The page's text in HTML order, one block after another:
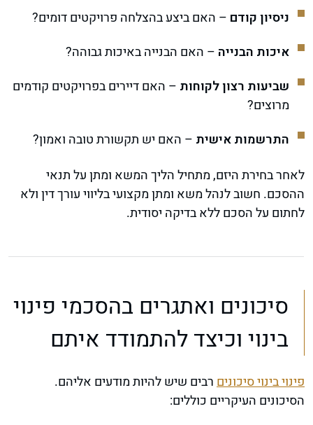
ניסיון קודם – האם ביצע בהצלחה פרויקטים דומים?
איכות הבנייה – האם הבנייה באיכות גבוהה?
שביעות רצון לקוחות – האם דיירים בפרויקטים קודמים
מרוצים?
התרשמות אישית – האם יש תקשורת טובה ואמון?
לאחר בחירת היזם, מתחיל הליך המשא ומתן על תנאי
ההסכם. חשוב לנהל משא ומתן מקצועי בליווי עורך דין ולא
לחתום על הסכם ללא בדיקה יסודית.
סיכונים ואתגרים בהסכמי פינוי
בינוי וכיצד להתמודד איתם
פינוי בינוי סיכוניםרבים שיש להיות מודעים אליהם.
הסיכונים העיקריים כוללים: